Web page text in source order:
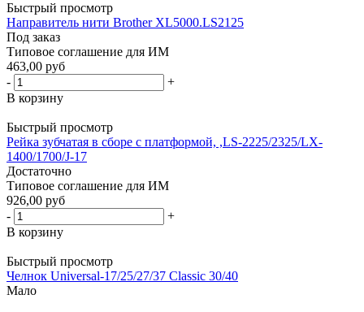
Быстрый просмотр
Направитель нити Brother XL5000.LS2125
Под заказ
Типовое соглашение для ИМ
463,00 руб
-
+
В корзину
Быстрый просмотр
Рейка зубчатая в сборе с платформой, ,LS-2225/2325/LX-
1400/1700/J-17
Достаточно
Типовое соглашение для ИМ
926,00 руб
-
+
В корзину
Быстрый просмотр
Челнок Universal-17/25/27/37 Classic 30/40
Мало